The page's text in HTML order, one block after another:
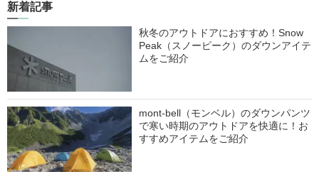
新着記事
秋冬のアウトドアにおすすめ！Snow
Peak（スノーピーク）のダウンアイテ
ムをご紹介
mont-bell（モンベル）のダウンパンツ
で寒い時期のアウトドアを快適に！お
すすめアイテムをご紹介